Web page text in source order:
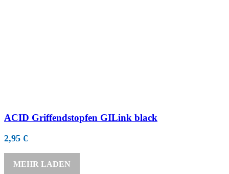
ACID Griffendstopfen GILink black
2,95 €
MEHR LADEN